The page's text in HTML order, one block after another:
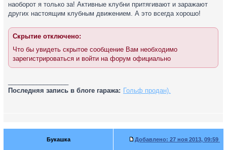
наоборот я только за! Активные клубни притягивают и заражают
других настоящим клубным движением. А это всегда хорошо!
Скрытие отключено:
Что бы увидеть скрытое сообщение Вам необходимо
зарегистрироваться и войти на форум официально
Последняя запись в блоге гаража: Гольф продан).
Букашка Добавлено: 27 ноя 2013, 09:59